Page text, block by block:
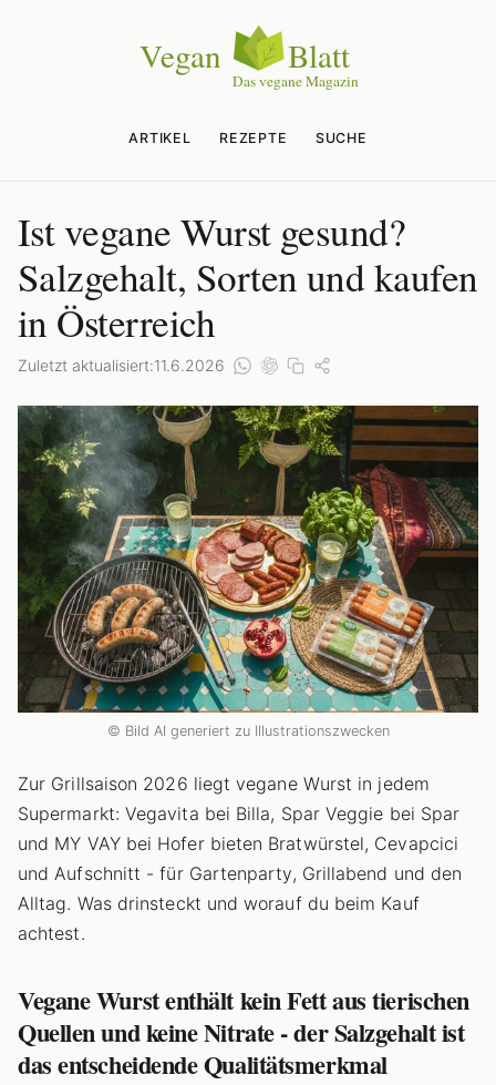
ARTIKEL REZEPTE SUCHE
Ist vegane Wurst gesund?
Salzgehalt, Sorten und kaufen
in Österreich
Zuletzt aktualisiert:11.6.2026
© Bild AI generiert zu Illustrationszwecken
Zur Grillsaison 2026 liegt vegane Wurst in jedem
Supermarkt: Vegavita bei Billa, Spar Veggie bei Spar
und MY VAY bei Hofer bieten Bratwürstel, Cevapcici
und Aufschnitt - für Gartenparty, Grillabend und den
Alltag. Was drinsteckt und worauf du beim Kauf
achtest.
Vegane Wurst enthält kein Fett aus tierischen
Quellen und keine Nitrate - der Salzgehalt ist
das entscheidende Qualitätsmerkmal